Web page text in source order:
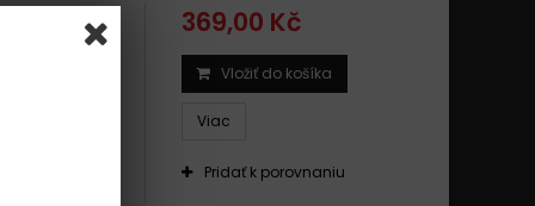
SUZUKI
369,00 Kč
Vložiť do košíka
Viac
Pridať k porovnaniu